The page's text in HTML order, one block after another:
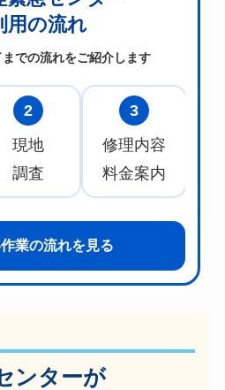
用の流れ
での流れをご紹介します
2
現地
調査
3
修理内容
料金案内
業の流れを見る
ンターが